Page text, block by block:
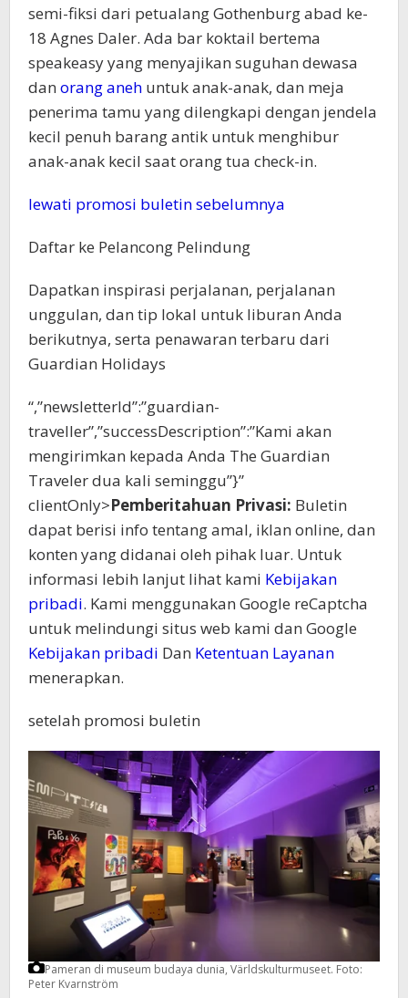
semi-fiksi dari petualang Gothenburg abad ke-
18 Agnes Daler. Ada bar koktail bertema
speakeasy yang menyajikan suguhan dewasa
dan orang aneh untuk anak-anak, dan meja
penerima tamu yang dilengkapi dengan jendela
kecil penuh barang antik untuk menghibur
anak-anak kecil saat orang tua check-in.
lewati promosi buletin sebelumnya
Daftar ke Pelancong Pelindung
Dapatkan inspirasi perjalanan, perjalanan
unggulan, dan tip lokal untuk liburan Anda
berikutnya, serta penawaran terbaru dari
Guardian Holidays
“,”newsletterId”:”guardian-
traveller”,”successDescription”:”Kami akan
mengirimkan kepada Anda The Guardian
Traveler dua kali seminggu”}”
clientOnly>Pemberitahuan Privasi: Buletin
dapat berisi info tentang amal, iklan online, dan
konten yang didanai oleh pihak luar. Untuk
informasi lebih lanjut lihat kami Kebijakan
pribadi. Kami menggunakan Google reCaptcha
untuk melindungi situs web kami dan Google
Kebijakan pribadi Dan Ketentuan Layanan
menerapkan.
setelah promosi buletin
Pameran di museum budaya dunia, Världskulturmuseet. Foto:
Peter Kvarnström